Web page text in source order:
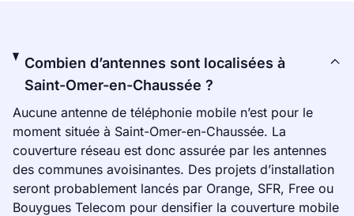
Combien d’antennes sont localisées à
Saint-Omer-en-Chaussée ?
Aucune antenne de téléphonie mobile n’est pour le
moment située à Saint-Omer-en-Chaussée. La
couverture réseau est donc assurée par les antennes
des communes avoisinantes. Des projets d’installation
seront probablement lancés par Orange, SFR, Free ou
Bouygues Telecom pour densifier la couverture mobile